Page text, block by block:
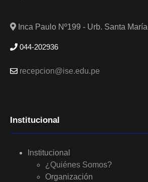
Inca Paulo Nº199 - Urb. Santa María
044-202936
recepcion@ise.edu.pe
Institucional
Institucional
¿Quiénes Somos?
Organización